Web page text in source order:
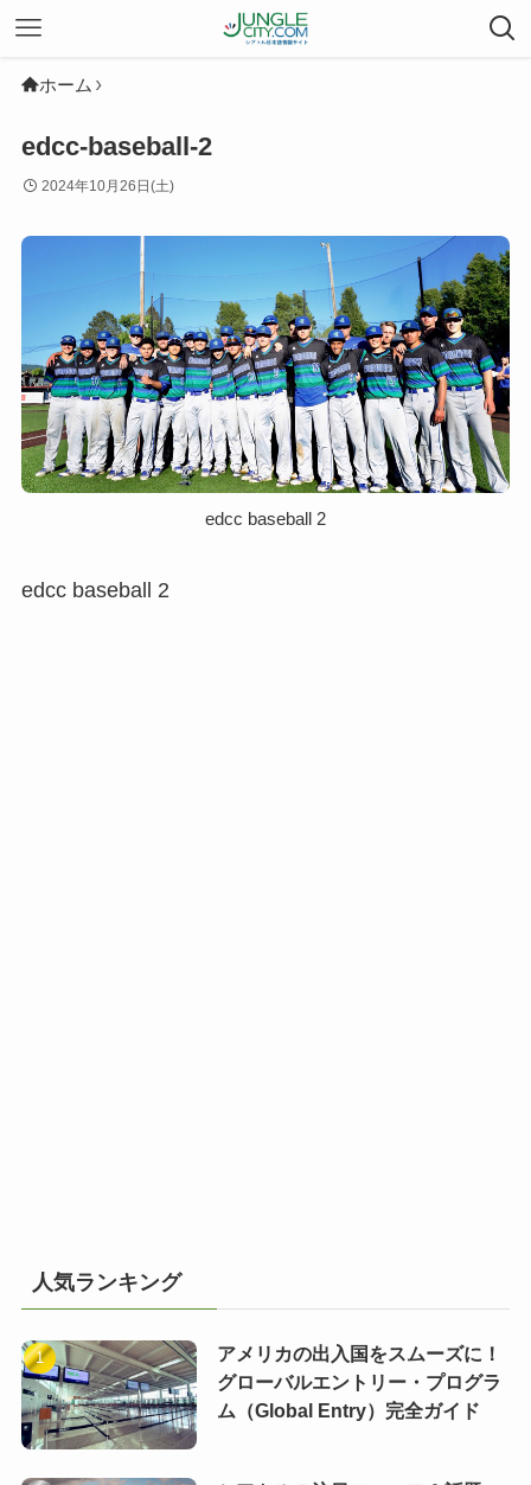
ホーム
edcc-baseball-2
2024年10月26日(土)
edcc baseball 2
edcc baseball 2
人気ランキング
アメリカの出入国をスムーズに！
グローバルエントリー・プログラ
ム（Global Entry）完全ガイド